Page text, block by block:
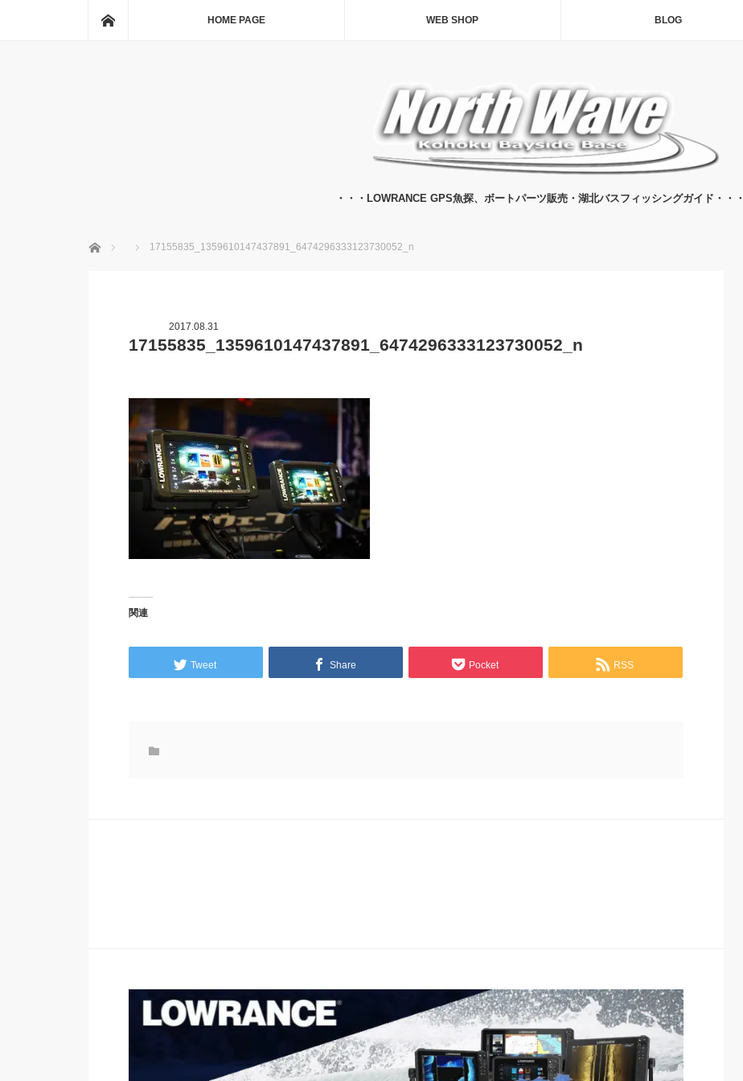
HOME PAGE WEB SHOP BLOG
・・・LOWRANCE GPS魚探、ボートパーツ販売・湖北バスフィッシングガイド・・・
ホーム 17155835_1359610147437891_6474296333123730052_n
2017.08.31
17155835_1359610147437891_6474296333123730052_n
関連
Tweet Share Pocket RSS